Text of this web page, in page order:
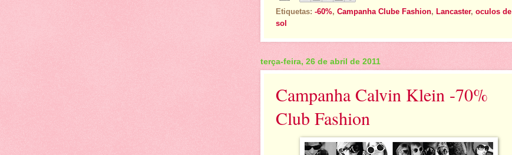
Etiquetas: -60%, Campanha Clube Fashion, Lancaster, oculos de
sol
terça-feira, 26 de abril de 2011
Campanha Calvin Klein -70%
Club Fashion